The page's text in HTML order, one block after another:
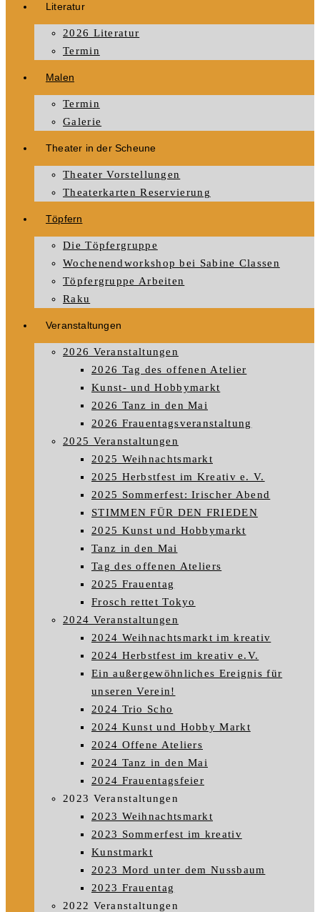
Literatur
2026 Literatur
Termin
Malen
Termin
Galerie
Theater in der Scheune
Theater Vorstellungen
Theaterkarten Reservierung
Töpfern
Die Töpfergruppe
Wochenendworkshop bei Sabine Classen
Töpfergruppe Arbeiten
Raku
Veranstaltungen
2026 Veranstaltungen
2026 Tag des offenen Atelier
Kunst- und Hobbymarkt
2026 Tanz in den Mai
2026 Frauentagsveranstaltung
2025 Veranstaltungen
2025 Weihnachtsmarkt
2025 Herbstfest im Kreativ e. V.
2025 Sommerfest: Irischer Abend
STIMMEN FÜR DEN FRIEDEN
2025 Kunst und Hobbymarkt
Tanz in den Mai
Tag des offenen Ateliers
2025 Frauentag
Frosch rettet Tokyo
2024 Veranstaltungen
2024 Weihnachtsmarkt im kreativ
2024 Herbstfest im kreativ e.V.
Ein außergewöhnliches Ereignis für
unseren Verein!
2024 Trio Scho
2024 Kunst und Hobby Markt
2024 Offene Ateliers
2024 Tanz in den Mai
2024 Frauentagsfeier
2023 Veranstaltungen
2023 Weihnachtsmarkt
2023 Sommerfest im kreativ
Kunstmarkt
2023 Mord unter dem Nussbaum
2023 Frauentag
2022 Veranstaltungen